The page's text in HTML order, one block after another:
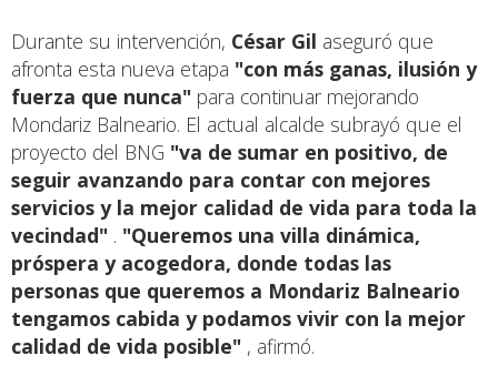
Durante su intervención, César Gil aseguró que
afronta esta nueva etapa "con más ganas, ilusión y
fuerza que nunca" para continuar mejorando
Mondariz Balneario. El actual alcalde subrayó que el
proyecto del BNG "va de sumar en positivo, de
seguir avanzando para contar con mejores
servicios y la mejor calidad de vida para toda la
vecindad" . "Queremos una villa dinámica,
próspera y acogedora, donde todas las
personas que queremos a Mondariz Balneario
tengamos cabida y podamos vivir con la mejor
calidad de vida posible" , afirmó.